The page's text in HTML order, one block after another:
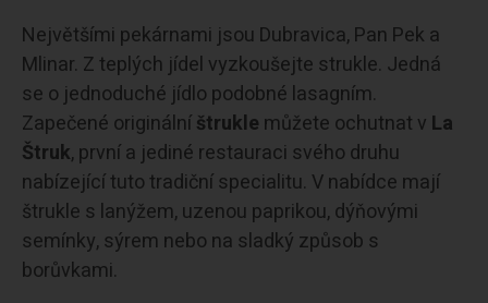
Největšími pekárnami jsou Dubravica, Pan Pek a
Mlinar. Z teplých jídel vyzkoušejte strukle. Jedná
se o jednoduché jídlo podobné lasagním.
Zapečené originálníštrukle můžete ochutnat v La
Štruk, první a jediné restauraci svého druhu
nabízející tuto tradiční specialitu. V nabídce mají
štrukle s lanýžem, uzenou paprikou, dýňovými
semínky, sýrem nebo na sladký způsob s
borůvkami.